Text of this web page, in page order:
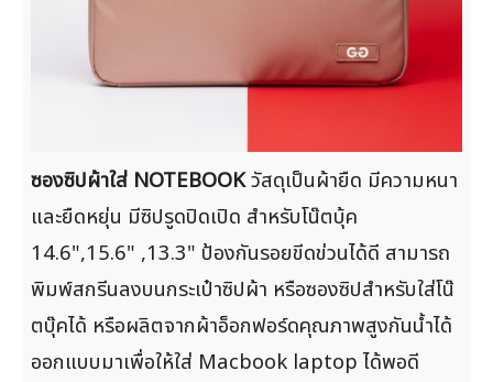
ซองซิปผ้าใส่ NOTEBOOKวัสดุเป็นผ้ายืด มีความหนา
และยืดหยุ่น มีซิปรูดปิดเปิด สำหรับโน๊ตบุ้ค
14.6",15.6" ,13.3" ป้องกันรอยขีดข่วนได้ดี สามารถ
พิมพ์สกรีนลงบนกระเป๋าซิปผ้า หรือซองซิปสำหรับใส่โน๊
ตบุ๊คได้ หรือผลิตจากผ้าอ็อกฟอร์ดคุณภาพสูงกันน้ำได้
ออกแบบมาเพื่อให้ใส่ Macbook laptop ได้พอดี